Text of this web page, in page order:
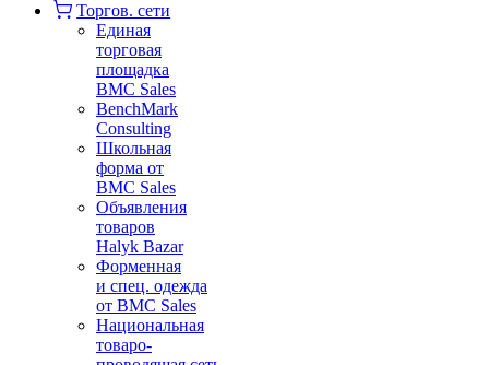
Торгов. сети
Единая
торговая
площадка
BMC Sales
BenchMark
Consulting
Школьная
форма от
BMC Sales
Объявления
товаров
Halyk Bazar
Форменная
и спец. одежда
от BMC Sales
Национальная
товаро-